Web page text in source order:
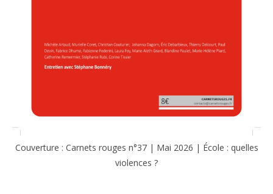
Couverture : Carnets rouges n°37 | Mai 2026 | École : quelles
violences ?